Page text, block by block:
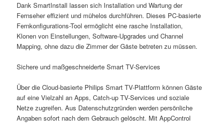
Dank SmartInstall lassen sich Installation und Wartung der
Fernseher effizient und mühelos durchführen. Dieses PC-basierte
Fernkonfigurations-Tool ermöglicht eine rasche Installation,
Klonen von Einstellungen, Software-Upgrades und Channel
Mapping, ohne dazu die Zimmer der Gäste betreten zu müssen.
Sichere und maßgeschneiderte Smart TV-Services
Über die Cloud-basierte Philips Smart TV-Plattform können Gäste
auf eine Vielzahl an Apps, Catch-up TV-Services und soziale
Netze zugreifen. Aus Datenschutzgründen werden persönliche
Angaben sofort nach dem Gebrauch gelöscht. Mit AppControl